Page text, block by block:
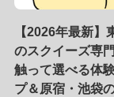
【2026年最新】
のスクイーズ専
触って選べる体
プ＆原宿・池袋